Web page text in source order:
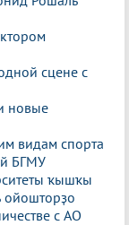
сцене с
новые
видам спорта
БГМУ
ҡышҡы
ойошторҙо
с АО